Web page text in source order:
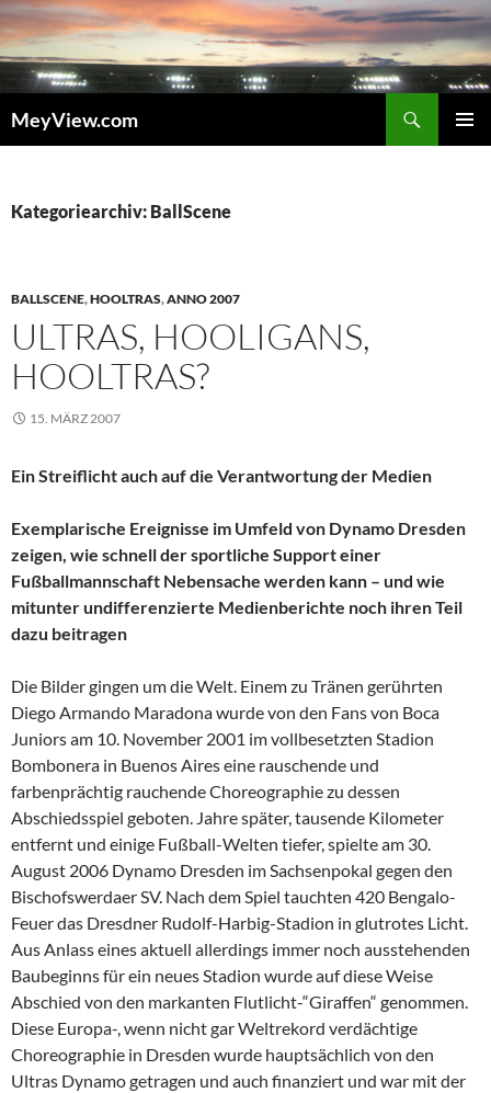
Zum
Inhalt
springen
MeyView.com
Kategoriearchiv: BallScene
BALLSCENE,HOOLTRAS,ANNO 2007
ULTRAS, HOOLIGANS,
HOOLTRAS?
15. MÄRZ 2007
Ein Streiflicht auch auf die Verantwortung der Medien
Exemplarische Ereignisse im Umfeld von Dynamo Dresden
zeigen, wie schnell der sportliche Support einer
Fußballmannschaft Nebensache werden kann – und wie
mitunter undifferenzierte Medienberichte noch ihren Teil
dazu beitragen
Die Bilder gingen um die Welt. Einem zu Tränen gerührten
Diego Armando Maradona wurde von den Fans von Boca
Juniors am 10. November 2001 im vollbesetzten Stadion
Bombonera in Buenos Aires eine rauschende und
farbenprächtig rauchende Choreographie zu dessen
Abschiedsspiel geboten. Jahre später, tausende Kilometer
entfernt und einige Fußball-Welten tiefer, spielte am 30.
August 2006 Dynamo Dresden im Sachsenpokal gegen den
Bischofswerdaer SV. Nach dem Spiel tauchten 420 Bengalo-
Feuer das Dresdner Rudolf-Harbig-Stadion in glutrotes Licht.
Aus Anlass eines aktuell allerdings immer noch ausstehenden
Baubeginns für ein neues Stadion wurde auf diese Weise
Abschied von den markanten Flutlicht-“Giraffen“ genommen.
Diese Europa-, wenn nicht gar Weltrekord verdächtige
Choreographie in Dresden wurde hauptsächlich von den
Ultras Dynamo getragen und auch finanziert und war mit der